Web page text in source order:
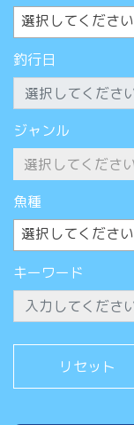
選択してください
釣行日
ジャンル
魚種
選択してください
キーワード